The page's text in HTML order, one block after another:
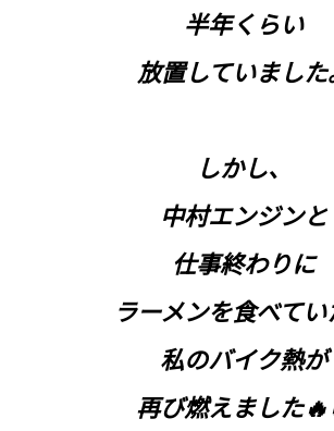
半年くらい
放置していました
しかし、
中村エンジンと
仕事終わりに
ラーメンを食べて
私のバイク熱が
再び燃えました